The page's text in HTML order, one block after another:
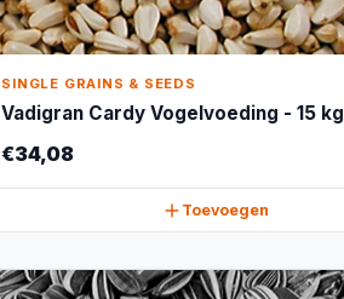
SINGLE GRAINS & SEEDS
Vadigran Cardy Vogelvoeding - 15 kg
€34,08
Toevoegen